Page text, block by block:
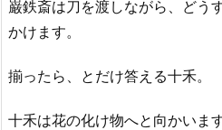
巌鉄斎は刀を渡しながら、どう
かけます。
揃ったら、とだけ答える十禾。
十禾は花の化け物へと向かいます